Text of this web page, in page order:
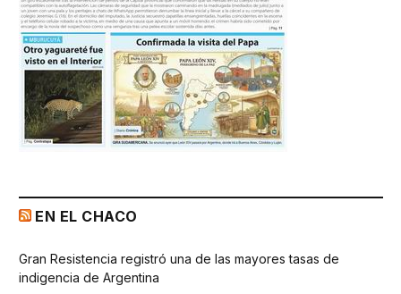
EN EL CHACO
Gran Resistencia registró una de las mayores tasas de
indigencia de Argentina